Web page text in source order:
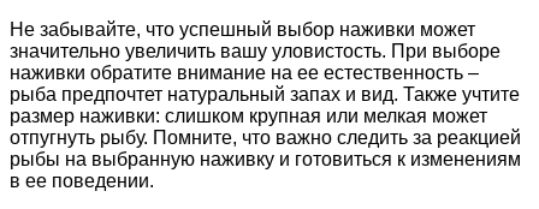
Не забывайте, что успешный выбор наживки может
значительно увеличить вашу уловистость. При выборе
наживки обратите внимание на ее естественность –
рыба предпочтет натуральный запах и вид. Также учтите
размер наживки: слишком крупная или мелкая может
отпугнуть рыбу. Помните, что важно следить за реакцией
рыбы на выбранную наживку и готовиться к изменениям
в ее поведении.